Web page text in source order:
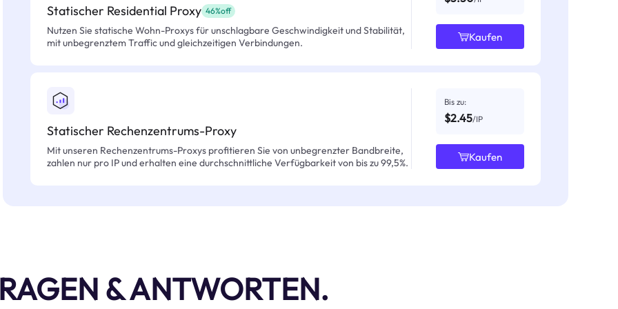
Statischer Residential Proxy 46%off
Nutzen Sie statische Wohn-Proxys für unschlagbare Geschwindigkeit und Stabilität,
mit unbegrenztem Traffic und gleichzeitigen Verbindungen.
Kaufen
Statischer Rechenzentrums-Proxy
Mit unseren Rechenzentrums-Proxys profitieren Sie von unbegrenzter Bandbreite,
zahlen nur pro IP und erhalten eine durchschnittliche Verfügbarkeit von bis zu 99,5%.
Bis zu:
$2.45/IP
Kaufen
& ANTWORTEN.